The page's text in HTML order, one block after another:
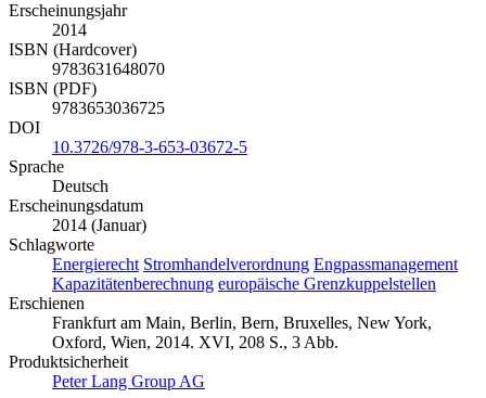
Seiten
XVI, 208
Erscheinungsjahr
2014
ISBN (Hardcover)
9783631648070
ISBN (PDF)
9783653036725
DOI
10.3726/978-3-653-03672-5
Sprache
Deutsch
Erscheinungsdatum
2014 (Januar)
Schlagworte
Energierecht
Kapazitätenberechnung europäische Grenzkuppelstellen
Erschienen
Frankfurt am Main, Berlin, Bern, Bruxelles, New York,
Oxford, Wien, 2014. XVI, 208 S., 3 Abb.